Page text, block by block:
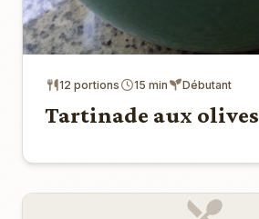
12 portions 15 min Débutant
Tartinade aux olives